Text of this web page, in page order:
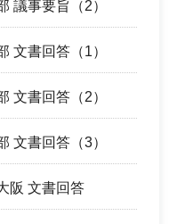
議事要旨（2）
文書回答（1）
文書回答（2）
文書回答（3）
阪 文書回答